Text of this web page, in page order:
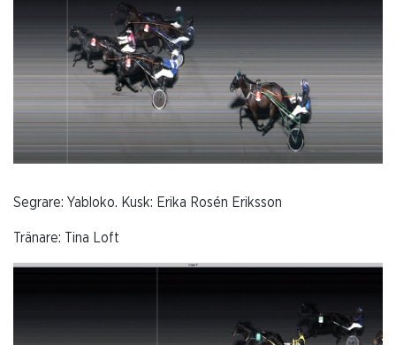
Segrare: Yabloko. Kusk: Erika Rosén Eriksson
Tränare: Tina Loft